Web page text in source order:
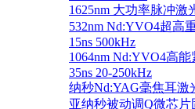
1625nm 大功率脉冲激
532nm Nd:YVO4超高
15ns 500kHz
1064nm Nd:YVO4高
35ns 20-250kHz
纳秒Nd:YAG毫焦耳激
亚纳秒被动调Q微芯